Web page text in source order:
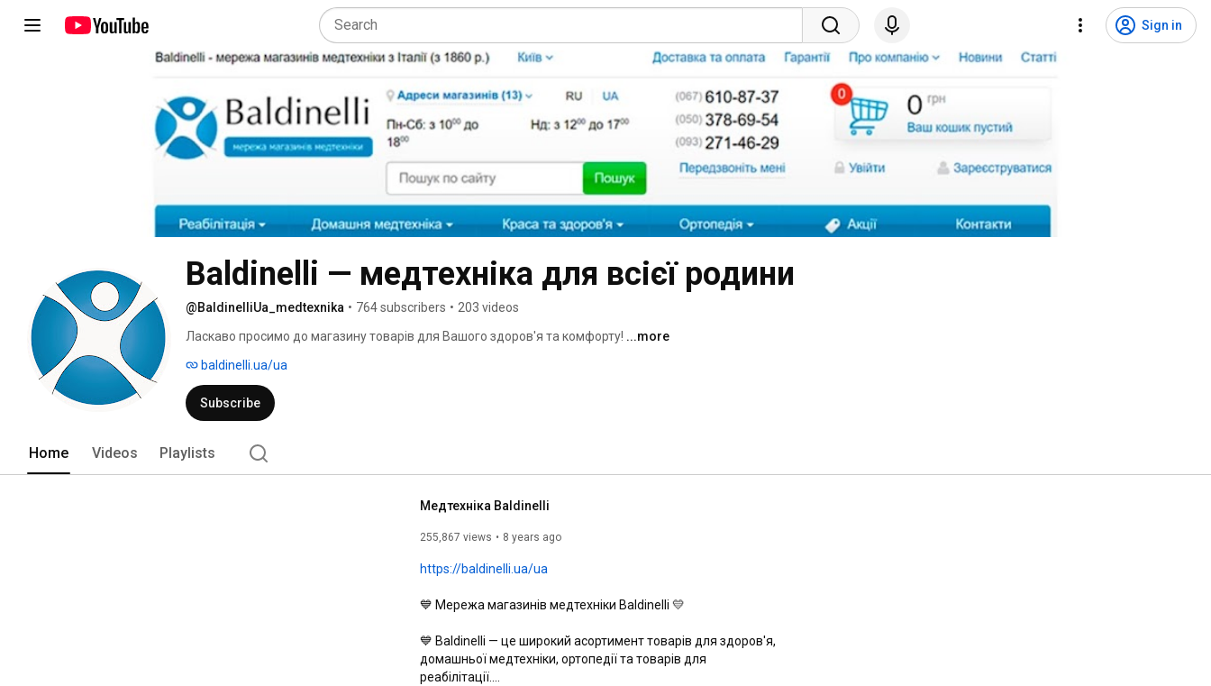
Sign in
Baldinelli — медтехніка для всієї родини
@BaldinelliUa_medtexnika • 764 subscribers • 203 videos
Ласкаво просимо до магазину товарів для Вашого здоров'я та комфорту! ...more
baldinelli.ua/ua
Subscribe
Home Videos Playlists
Медтехніка Baldinelli
255,867 views 8 years ago
https://baldinelli.ua/ua
💙 Мережа магазинів медтехніки Baldinelli 💛
💙 Baldinelli — це широкий асортимент товарів для здоров'я,
домашньої медтехніки, ортопедії та товарів для
реабілітації.